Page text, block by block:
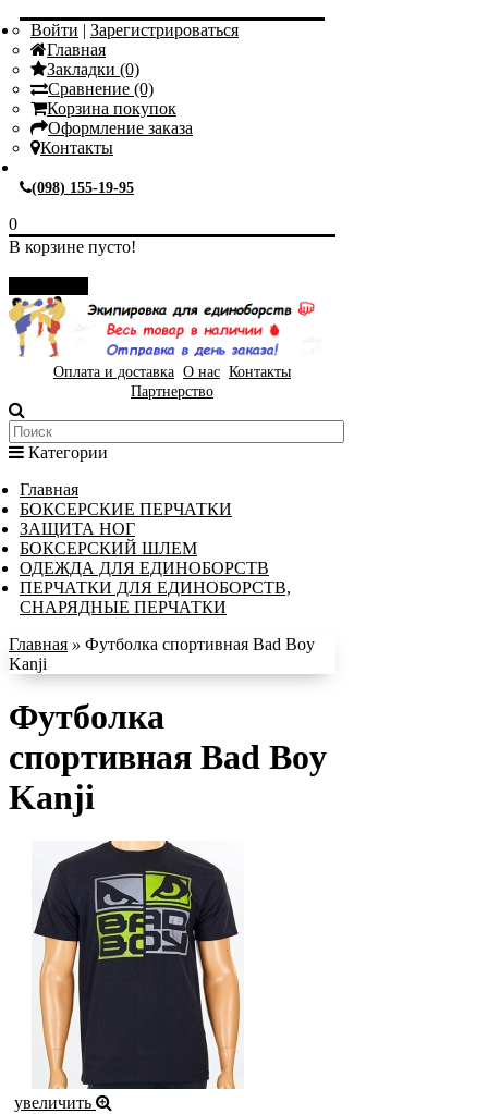
Войти | Зарегистрироваться
Главная
Закладки (0)
Сравнение (0)
Корзина покупок
Оформление заказа
Контакты
(098) 155-19-95
0
В корзине пусто!
Оплата и доставка О нас Контакты
Партнерство
Категории
Главная
БОКСЕРСКИЕ ПЕРЧАТКИ
ЗАЩИТА НОГ
БОКСЕРСКИЙ ШЛЕМ
ОДЕЖДА ДЛЯ ЕДИНОБОРСТВ
ПЕРЧАТКИ ДЛЯ ЕДИНОБОРСТВ,
СНАРЯДНЫЕ ПЕРЧАТКИ
Главная » Футболка спортивная Bad Boy
Kanji
Футболка
спортивная Bad Boy
Kanji
увеличить